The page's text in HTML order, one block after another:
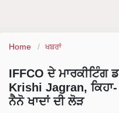
Home ਖਬਰਾਂ
IFFCO ਦੇ
Krishi Jagran,
ਨੈਨੋ ਖਾਦਾਂ ਦੀ ਲੋੜ